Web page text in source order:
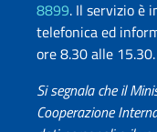
8899. Il servizio è
telefonica ed
ore 8.30 alle 15.30.
Si segnala che il
Cooperazione